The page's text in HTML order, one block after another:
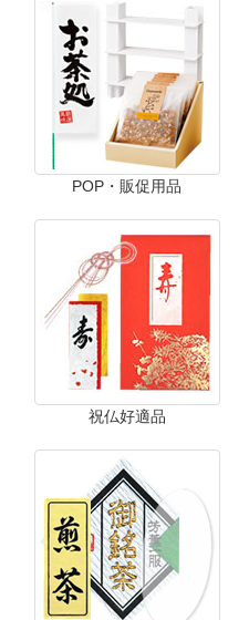
POP・販促用品
祝仏好適品